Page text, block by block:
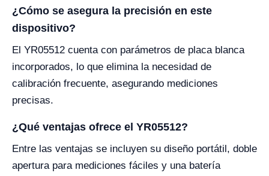
¿Cómo se asegura la precisión en este
dispositivo?
El YR05512 cuenta con parámetros de placa blanca
incorporados, lo que elimina la necesidad de
calibración frecuente, asegurando mediciones
precisas.
¿Qué ventajas ofrece el YR05512?
Entre las ventajas se incluyen su diseño portátil, doble
apertura para mediciones fáciles y una batería